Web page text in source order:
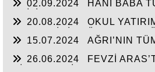
02.09.2024
HANİ BABA
20.08.2024
OKUL
YASUBUĞA İLE PORTRE…
15.07.2024
AĞRI’NIN
26.06.2024
FEVZİ